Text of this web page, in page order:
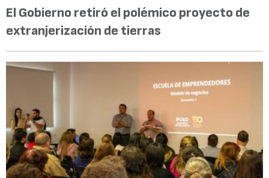
El Gobierno retiró el polémico proyecto de
extranjerización de tierras